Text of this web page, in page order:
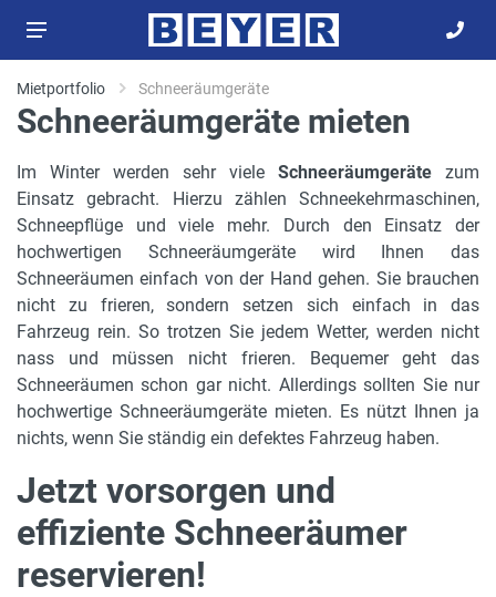
Mietportfolio Schneeräumgeräte
Schneeräumgeräte mieten
Im Winter werden sehr viele Schneeräumgeräte zum
Einsatz gebracht. Hierzu zählen Schneekehrmaschinen,
Schneepflüge und viele mehr. Durch den Einsatz der
hochwertigen Schneeräumgeräte wird Ihnen das
Schneeräumen einfach von der Hand gehen. Sie brauchen
nicht zu frieren, sondern setzen sich einfach in das
Fahrzeug rein. So trotzen Sie jedem Wetter, werden nicht
nass und müssen nicht frieren. Bequemer geht das
Schneeräumen schon gar nicht. Allerdings sollten Sie nur
hochwertige Schneeräumgeräte mieten. Es nützt Ihnen ja
nichts, wenn Sie ständig ein defektes Fahrzeug haben.
Jetzt vorsorgen und
effiziente Schneeräumer
reservieren!